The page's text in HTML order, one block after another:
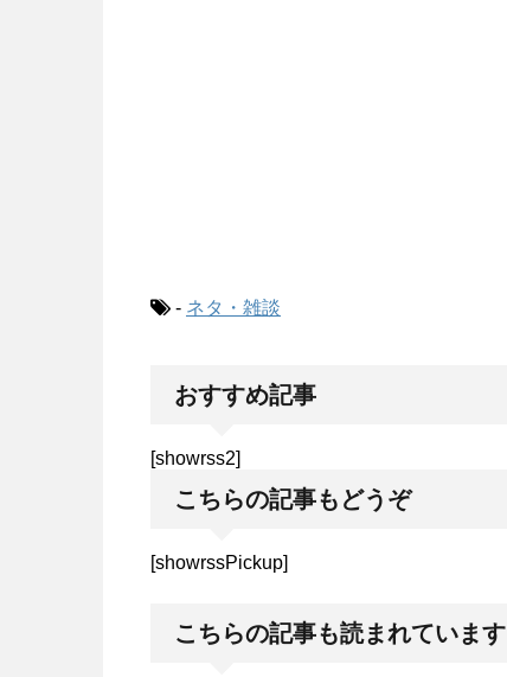
- ネタ・雑談
おすすめ記事
[showrss2]
こちらの記事もどうぞ
[showrssPickup]
こちらの記事も読まれています